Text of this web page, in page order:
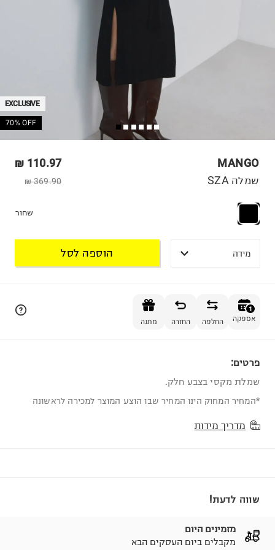
EXCLUSIVE
70% OFF
MANGO
110.97 ₪
369.90 ₪ שמלה SZA
שחור
מידה הוספה לסל
1
אספקה החלפה החזרה מתנה
פרטים:
שמלת מקסי בצבע חלק.
*המחיר המחוק הינו המחיר שבו הוצע המוצר למכירה לראשונה
מדריך מידות
שווה לדעת!
מזמינים היום
מקבלים ביום העסקים הבא